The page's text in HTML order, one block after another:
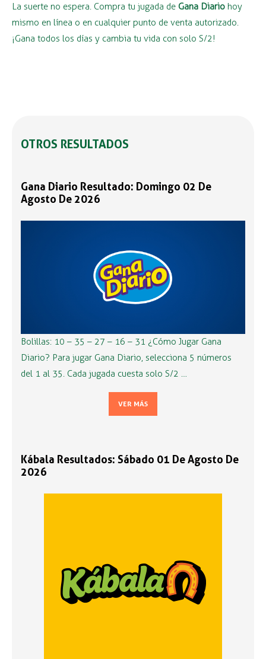
La suerte no espera. Compra tu jugada de Gana Diario hoy
mismo en línea o en cualquier punto de venta autorizado.
¡Gana todos los días y cambia tu vida con solo S/2!
OTROS RESULTADOS
Gana Diario Resultado: Domingo 02 De
Agosto De 2026
Bolillas: 10 – 35 – 27 – 16 – 31 ¿Cómo Jugar Gana
Diario? Para jugar Gana Diario, selecciona 5 números
del 1 al 35. Cada jugada cuesta solo S/2 …
VER MÁS
Kábala Resultados: Sábado 01 De Agosto De
2026